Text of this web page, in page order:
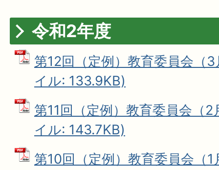
令和2年度
第12回（定例）教育委員会（
イル: 133.9KB)
第11回（定例）教育委員会（
イル: 143.7KB)
第10回（定例）教育委員会（